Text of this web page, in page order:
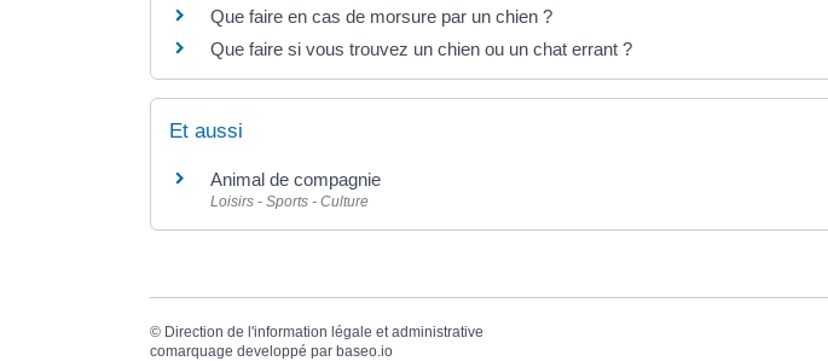
Que faire en cas de morsure par un chien ?
Que faire si vous trouvez un chien ou un chat errant ?
Et aussi
Animal de compagnie
Loisirs - Sports - Culture
© Direction de l'information légale et administrative
comarquage developpé par baseo.io